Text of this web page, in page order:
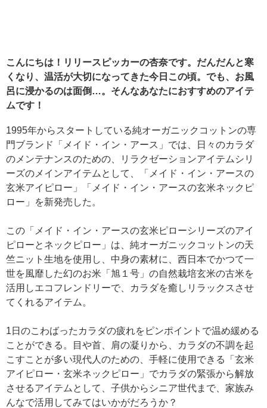
こんにちは！リリースピッカーの杏奈です。だんだんと寒
くなり、温活が大切になってきた今日この頃。でも、お風
呂に浸かるのは面倒…。そんなあなたにおすすめのアイテ
ムです！
1995年からスタートしている純オーガニックコットンの専
門ブランド「メイド・イン・アース」では、日々のカラダ
のメンテナンスのための、リラクゼーションアイテムシリ
ーズのメインアイテムとして、「メイド・イン・アースの
玄米アイピロー」「メイド・イン・アースの玄米ネックピ
ロー」を新発売した。
この「メイド・イン・アースの玄米ピローシリーズのアイ
ピローとネックピロー」は、純オーガニックコットンの天
竺ニット生地を使用し、中身の素材に、西日本でかつて一
世を風靡した幻のお米「旭１号」の自然栽培玄米の古米を
活用しエコフレンドリーで、カラダを癒しリラックスさせ
てくれるアイテム。
1日のこわばったカラダの疲れをピンポイントで温め緩める
ことができる。目や首、肩の凝りから、カラダの不調を起
こすことが多い現代人のための、手軽に使用できる「玄米
アイピロー・玄米ネックピロー」でカラダの緊張から解放
させるアイテムとして、子供からシニア世代まで、家族み
んなで活用してみてはいかがだろうか？